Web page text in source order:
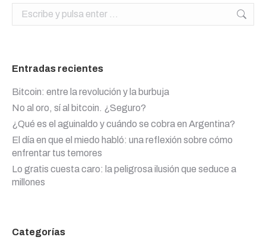
Buscar:
Entradas recientes
Bitcoin: entre la revolución y la burbuja
No al oro, sí al bitcoin. ¿Seguro?
¿Qué es el aguinaldo y cuándo se cobra en Argentina?
El día en que el miedo habló: una reflexión sobre cómo
enfrentar tus temores
Lo gratis cuesta caro: la peligrosa ilusión que seduce a
millones
Categorías